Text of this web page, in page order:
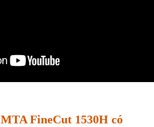
MTA FineCut 1530H có